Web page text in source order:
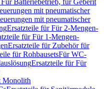
Batteriebetrieb, für Geberit
mit pneumatischer
mit pneumatischer
Ersatzteile für Für 2-Mengen-
für Für 1-Mengen-
Ersatzteile für Zubehör für
für RohbausetsFür WC-
Ersatzteile für Für
Monolith